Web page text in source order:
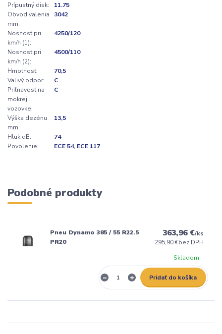
Prípustný disk:
11.75
Obvod valenia
mm:
3042
Nosnosť pri
km/h (1):
4250/120
Nosnosť pri
km/h (2):
4500/110
Hmotnosť:
70,5
Valivý odpor:
C
Priľnavosť na
mokrej
vozovke:
C
Výška dezénu
mm:
13,5
Hluk dB:
74
Povolenie:
ECE 54, ECE 117
Podobné produkty
Pneu Dynamo 385 / 55 R22.5
PR20
363,96 €/ks
295,90 €bez DPH
Skladom
Pridať do košíka